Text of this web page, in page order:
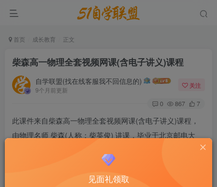
首页 成长教育 正文
柴森高一物理全套视频网课(含电子讲义)课程
自学联盟(找在线客服我不回信息的)
9个月前更新
关注
0 867 7
此课件来自柴森高一物理全套视频网课(含电子讲义)课程，
由物理名师 柴森(人称：柴英俊) 讲课，毕业于北京邮电大
学，有着10年的物理辅导经验，讲课生动浅显易懂，幽默风
趣。柴森高一课程包含：暑秋寒春四个季节课程，包含电子
讲义。欢迎同学们网盘下载学习!
见面礼领取